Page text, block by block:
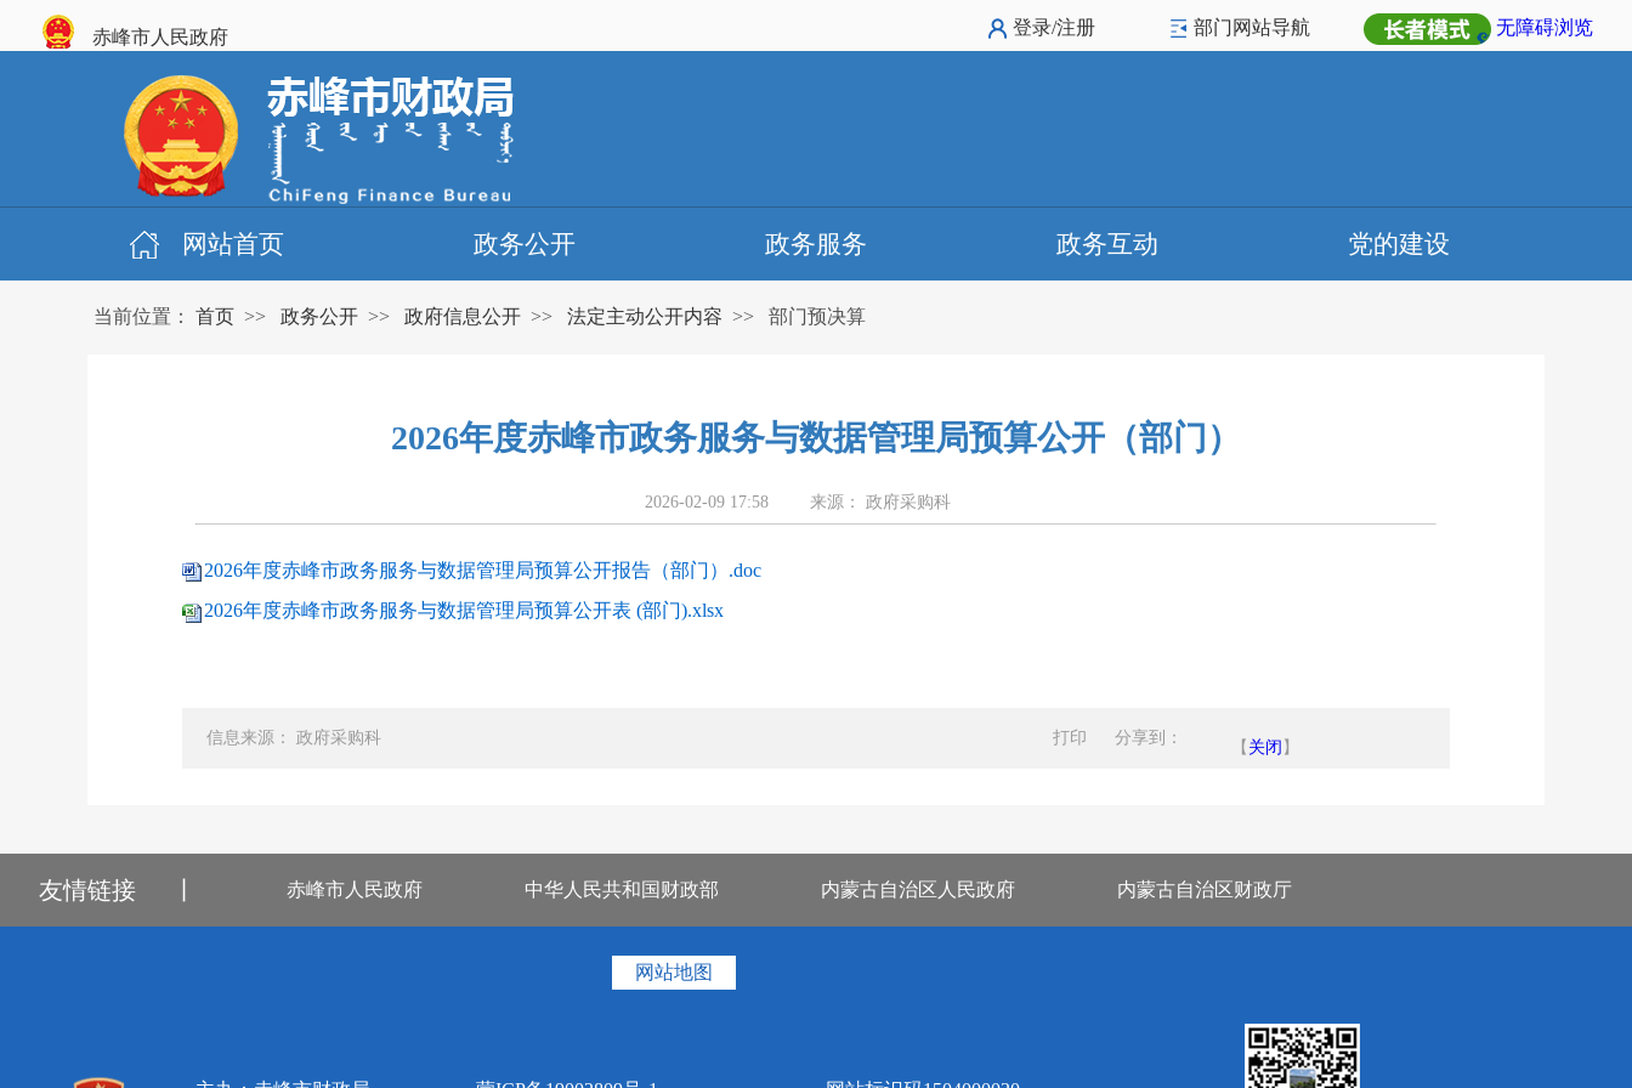
赤峰市人民政府 登录/注册 部门网站导航 无障碍浏览
网站首页 政务公开 政务服务 政务互动 党的建设
当前位置： 首页 >> 政务公开 >> 政府信息公开 >> 法定主动公开内容 >> 部门预决算
2026年度赤峰市政务服务与数据管理局预算公开（部门）
2026-02-09 17:58 来源： 政府采购科
2026年度赤峰市政务服务与数据管理局预算公开报告（部门）.doc
2026年度赤峰市政务服务与数据管理局预算公开表 (部门).xlsx
信息来源： 政府采购科 打印 分享到：
【 关闭 】
友情链接 赤峰市人民政府 中华人民共和国财政部 内蒙古自治区人民政府 内蒙古自治区财政厅
网站地图